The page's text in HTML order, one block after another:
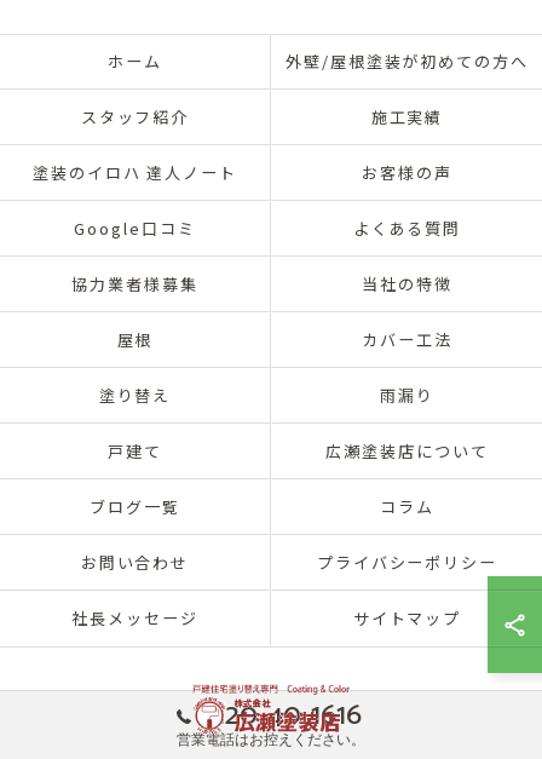
0120-40-1616
営業電話はお控えください。
ホーム 外壁/屋根塗装が初めての方へ
スタッフ紹介 施工実績
塗装のイロハ 達人ノート お客様の声
Google口コミ よくある質問
協力業者様募集 当社の特徴
屋根 カバー工法
塗り替え 雨漏り
戸建て 広瀬塗装店について
ブログ一覧 コラム
お問い合わせ プライバシーポリシー
社長メッセージ サイトマップ